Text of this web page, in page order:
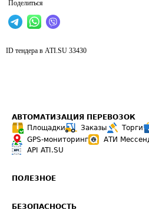
Поделиться
ID тендера в ATI.SU 33430
АВТОМАТИЗАЦИЯ ПЕРЕВОЗОК
Площадки
Заказы Торги
GPS-мониторинг
АТИ
API ATI.SU
ПОЛЕЗНОЕ
БЕЗОПАСНОСТЬ